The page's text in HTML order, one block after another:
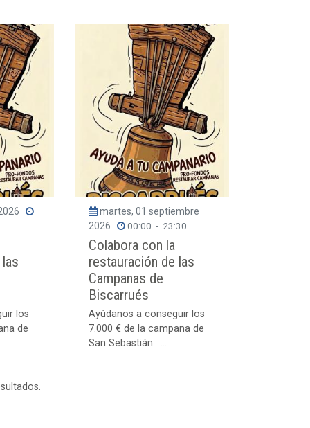
los
de
martes, 01 septiembre
2026
00:00 - 23:30
Colabora con la
restauración de las
Campanas de
Biscarrués
Ayúdanos a conseguir los
7.000 € de la campana de
San Sebastián. ...